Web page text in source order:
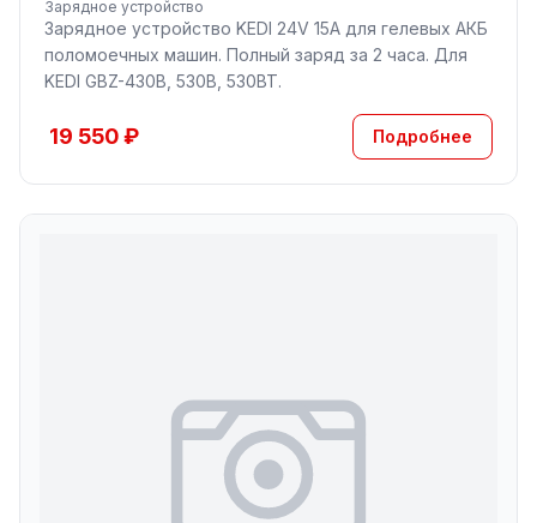
Зарядное устройство
Зарядное устройство KEDI 24V 15A для гелевых АКБ
поломоечных машин. Полный заряд за 2 часа. Для
KEDI GBZ-430B, 530B, 530BT.
19 550 ₽ Подробнее